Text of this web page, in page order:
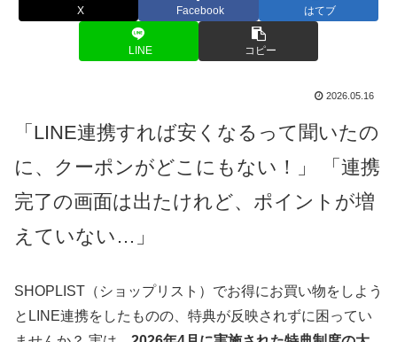
X Facebook はてブ
LINE コピー
2026.05.16
「LINE連携すれば安くなるって聞いたの
に、クーポンがどこにもない！」 「連携
完了の画面は出たけれど、ポイントが増
えていない…」
SHOPLIST（ショップリスト）でお得にお買い物をしよう
とLINE連携をしたものの、特典が反映されずに困ってい